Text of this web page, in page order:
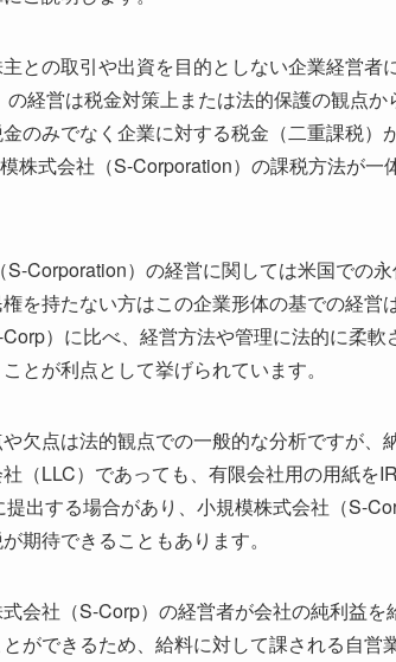
との取引や出資を目的としない企業経営
の経営は税金対策上または法的保護の観点
のみでなく企業に対する税金（二重課税
株式会社（S-Corporation）の課税方法が
Corporation）の経営に関しては米国での
を持たない方はこの企業形体の基での経
）に比べ、経営方法や管理に法的に柔
とが利点として挙げられています。
欠点は法的観点での一般的な分析ですが
（LLC）であっても、有限会社用の用紙を
提出する場合があり、小規模株式会社（S-
期待できることもあります。
会社（S-Corp）の経営者が会社の純利益
ができるため、給料に対して課される自営